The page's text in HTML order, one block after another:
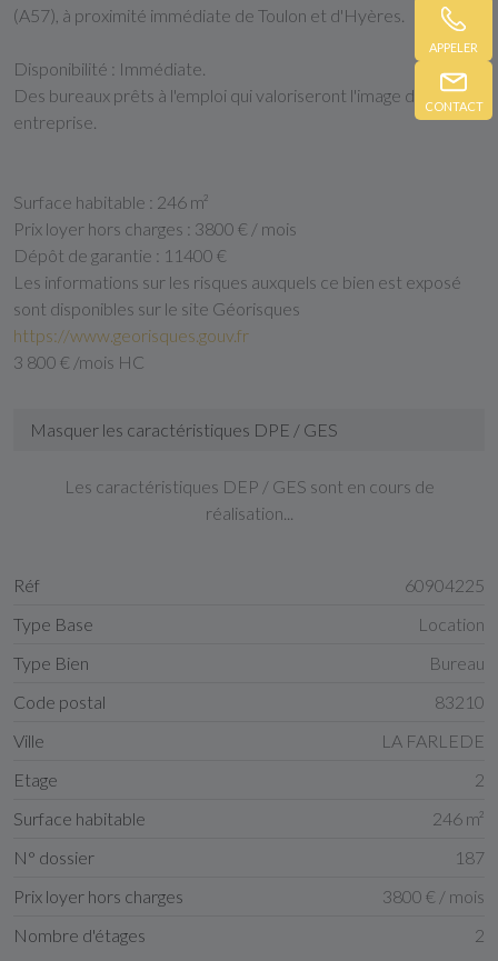
APPELER
CONTACT
(A57), à proximité immédiate de Toulon et d'Hyères.
Disponibilité : Immédiate.
Des bureaux prêts à l'emploi qui valoriseront l'image de votre
entreprise.
Surface habitable : 246 m²
Prix loyer hors charges : 3800 € / mois
Dépôt de garantie : 11400 €
Les informations sur les risques auxquels ce bien est exposé
sont disponibles sur le site Géorisques
https://www.georisques.gouv.fr
3 800 € /mois HC
Masquer les caractéristiques DPE / GES
Les caractéristiques DEP / GES sont en cours de
réalisation...
Réf
60904225
Type Base
Location
Type Bien
Bureau
Code postal
83210
Ville
LA FARLEDE
Etage
2
Surface habitable
246 m²
N° dossier
187
Prix loyer hors charges
3800 € / mois
Nombre d'étages
2